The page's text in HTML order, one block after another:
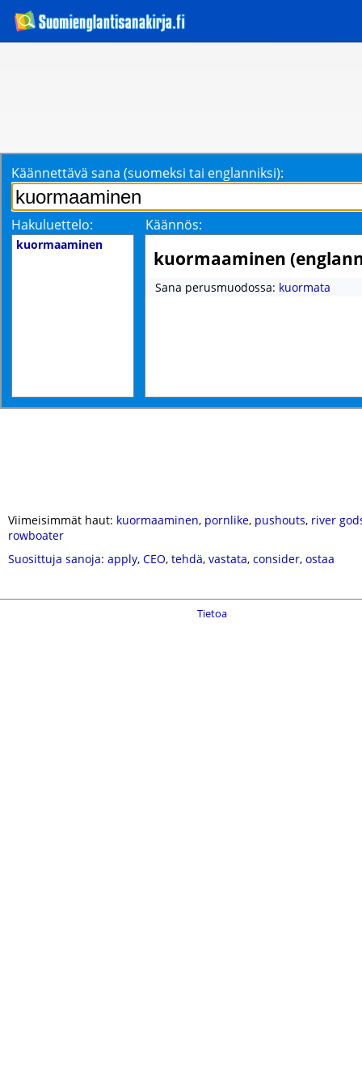
Käännettävä sana (suomeksi tai englanniksi):
Hakuluettelo: Käännös:
kuormaaminen
kuormaaminen
Sana perusmuodossa: kuormata
Viimeisimmät haut: kuormaaminen, pornlike, pushouts, river
rowboater
Suosittuja sanoja: apply, CEO, tehdä, vastata, consider, ostaa
Tietoa